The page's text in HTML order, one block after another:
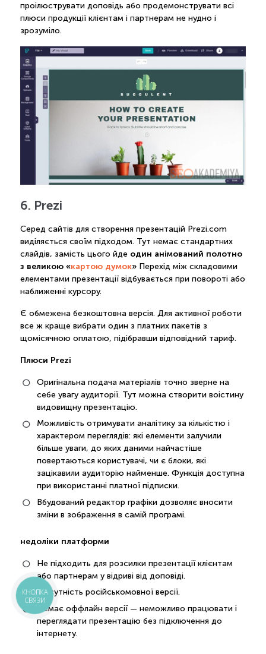
проілюструвати доповідь або продемонструвати всі
плюси продукції клієнтам і партнерам не нудно і
зрозуміло.
6. Prezi
Серед сайтів для створення презентацій Prezi.com
виділяється своїм підходом. Тут немає стандартних
слайдів, замість цього йде один анімований полотно
з великою «картою думок»Перехід між складовими
елементами презентації відбувається при повороті або
наближенні курсору.
Є обмежена безкоштовна версія. Для активної роботи
все ж краще вибрати один з платних пакетів з
щомісячною оплатою, підібравши відповідний тариф.
Плюси Prezi
Оригінальна подача матеріалів точно зверне на
себе увагу аудиторії. Тут можна створити воістину
видовищну презентацію.
Можливість отримувати аналітику за кількістю і
характером переглядів: які елементи залучили
більше уваги, до яких даними найчастіше
повертаються користувачі, чи є блоки, які
зацікавили аудиторію найменше. Функція доступна
при використанні платної підписки.
Вбудований редактор графіки дозволяє вносити
зміни в зображення в самій програмі.
недоліки платформи
Не підходить для розсилки презентації клієнтам
або партнерам у відриві від доповіді.
Відсутність російськомовної версії.
Немає оффлайн версії — неможливо працювати і
переглядати презентацію без підключення до
інтернету.
КНОПКА
СВЯЗИ